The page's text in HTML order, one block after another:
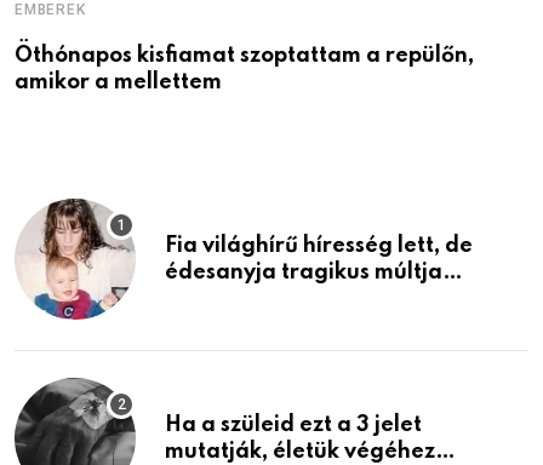
EMBEREK
Öthónapos kisfiamat szoptattam a repülőn,
amikor a mellettem
Fia világhírű híresség lett, de
édesanyja tragikus múltja
Ha a szüleid ezt a 3 jelet
mutatják, életük végéhez